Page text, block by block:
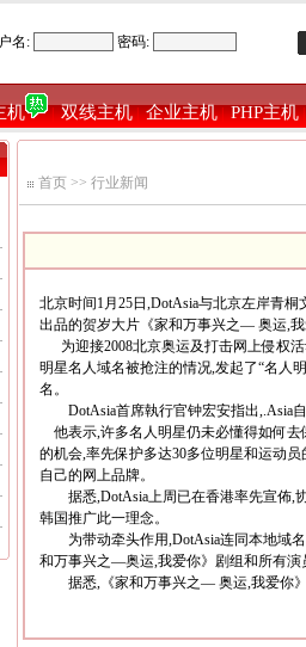
名: 密码:
机 |双线主机|企业主机|PHP主机
首页 >> 行业新闻
北京时间1月25日,DotAsia与北京左岸青
出品的贺岁大片《家和万事兴之— 奥运,
为迎接2008北京奥运及打击网上侵权活
明星名人域名被抢注的情况,发起了“名人
名。
DotAsia首席執行官钟宏安指出,.Asia自
他表示,许多名人明星仍未必懂得如何去
的机会,率先保护多达30多位明星和运动
自己的网上品牌。
据悉,DotAsia上周已在香港率先宣佈,协
韩国推广此一理念。
为带动牵头作用,DotAsia连同本地域名
和万事兴之—奥运,我爱你》剧组和所有演
据悉,《家和万事兴之— 奥运,我爱你》